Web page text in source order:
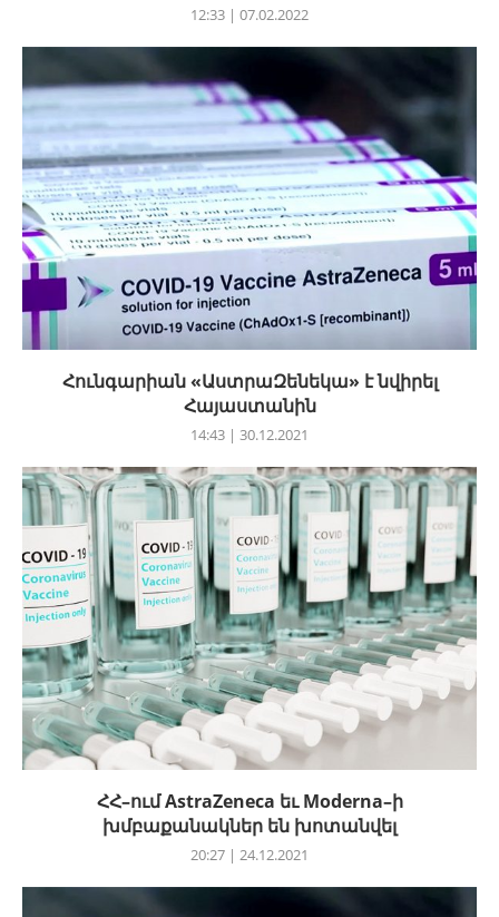
12:33 | 07.02.2022
Հունգարիան «ԱստրաԶենեկա» է նվիրել
Հայաստանին
14:43 | 30.12.2021
ՀՀ–ում AstraZeneca եւ Moderna–ի
խմբաքանակներ են խոտանվել
20:27 | 24.12.2021